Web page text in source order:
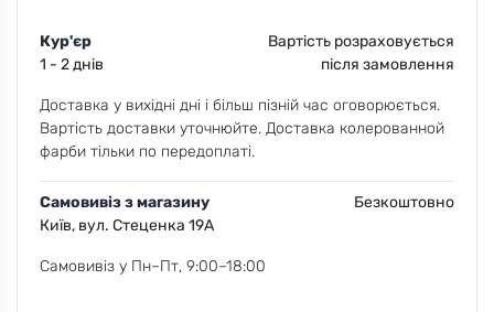
Кур'єр
1 - 2 днів
Вартість розраховується
після замовлення
Доставка у вихідні дні і більш пізній час оговорюється.
Вартість доставки уточнюйте. Доставка колерованной
фарби тільки по передоплаті.
Самовивіз з магазину
Київ, вул. Стеценка 19А
Безкоштовно
Самовивіз у Пн–Пт, 9:00–18:00